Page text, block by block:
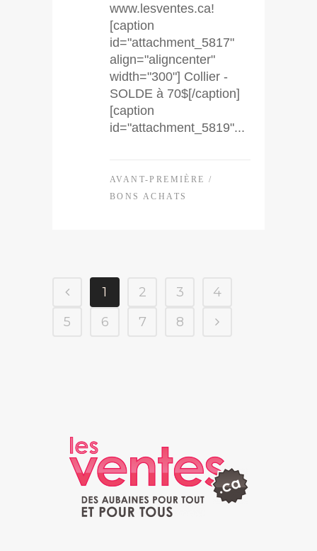
www.lesventes.ca!
[caption
id="attachment_5817"
align="aligncenter"
width="300"] Collier -
SOLDE à 70$[/caption]
[caption
id="attachment_5819"...
AVANT-PREMIÈRE /
BONS ACHATS
1 2 3
4
5
6 7 8